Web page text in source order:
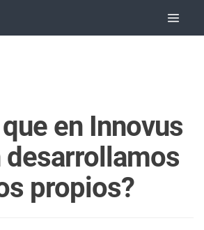
en Innovus
propios?